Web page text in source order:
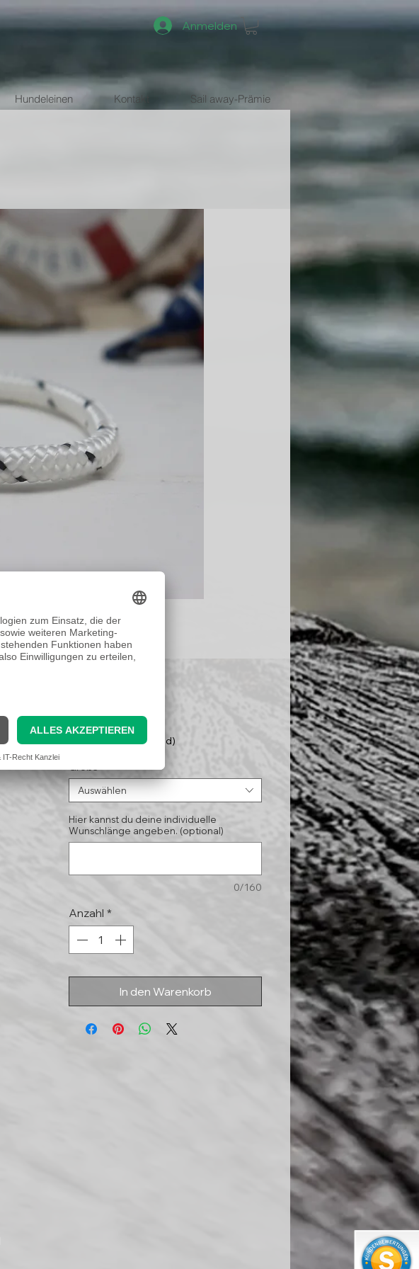
Anmelden
Hundeleinen Kontakt Sail away-Prämie
9,95 €Preis
(Kostenloser Versand)
Auswählen
Hier kannst du deine individuelle
Wunschlänge angeben. (optional)
0/160
Anzahl *
In den Warenkorb